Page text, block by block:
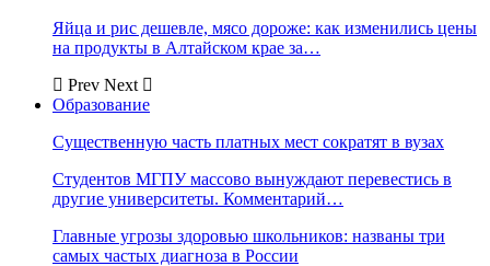
Яйца и рис дешевле, мясо дороже: как изменились цены
на продукты в Алтайском крае за…
Prev Next
Образование
Существенную часть платных мест сократят в вузах
Студентов МГПУ массово вынуждают перевестись в
другие университеты. Комментарий…
Главные угрозы здоровью школьников: названы три
самых частых диагноза в России